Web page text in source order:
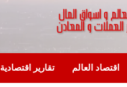
اقتصاد العالم تقارير اقتصادية